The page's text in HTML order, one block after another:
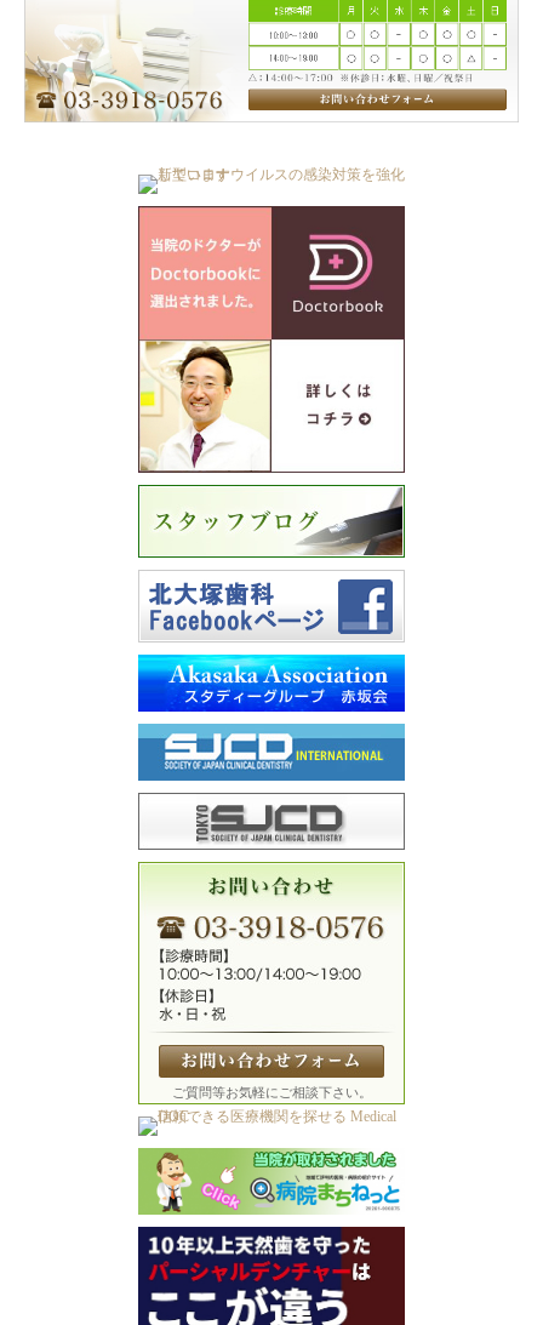
ご質問等お気軽にご相談下さい。